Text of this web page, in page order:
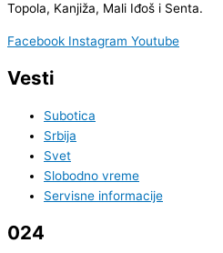
Topola, Kanjiža, Mali Iđoš i Senta.
Facebook Instagram Youtube
Vesti
Subotica
Srbija
Svet
Slobodno vreme
Servisne informacije
024